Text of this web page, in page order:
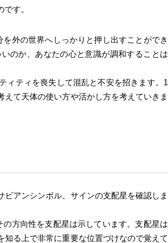
す。
外の世界へしっかりと押し出すことができ
のか、あなたの心と意識が調和することは
ィティを喪失して混乱と不安を招きます。1
て天体の使い方や活かし方を考えていきま
アンシンボル、サインの支配星を確認しま
方向性を支配星は示しています。支配星は
る上で非常に重要な位置づけなので覚えて